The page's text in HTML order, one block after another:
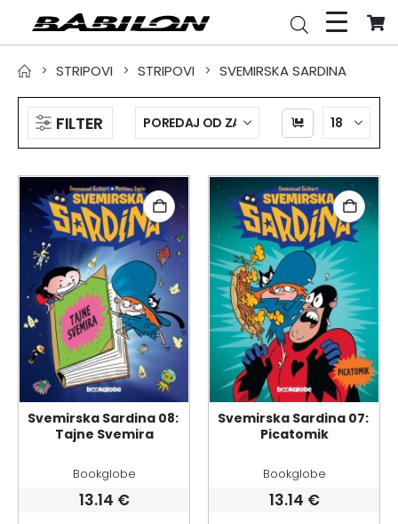
STRIPOVI STRIPOVI SVEMIRSKA SARDINA
FILTER
Svemirska Sardina 08:
Tajne Svemira
Bookglobe
13.14 €
Svemirska Sardina 07:
Picatomik
Bookglobe
13.14 €